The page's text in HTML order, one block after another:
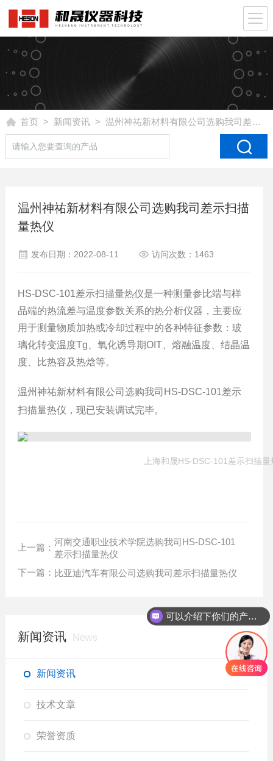
首页 > 新闻资讯> 温州神祐新材料有限公司选购我司差示扫描量热仪
温州神祐新材料有限公司选购我司差示扫描
量热仪
发布日期：2022-08-11 访问次数：1463
HS-DSC-101差示扫描量热仪是一种测量参比端与样
品端的热流差与温度参数关系的热分析仪器，主要应
用于测量物质加热或冷却过程中的各种特征参数：玻
璃化转变温度Tg、氧化诱导期OIT、熔融温度、结晶温
度、比热容及热焓等。
温州神祐新材料有限公司选购我司HS-DSC-101差示
扫描量热仪，现已安装调试完毕。
上海和晟HS-DSC-101差示扫描量
上一篇：
河南交通职业技术学院选购我司HS-DSC-101
差示扫描量热仪
下一篇： 比亚迪汽车有限公司选购我司差示扫描量热仪
新闻资讯 News
新闻资讯
技术文章
荣誉资质
可以介绍下你们的产品么？
如何联系你们公司？